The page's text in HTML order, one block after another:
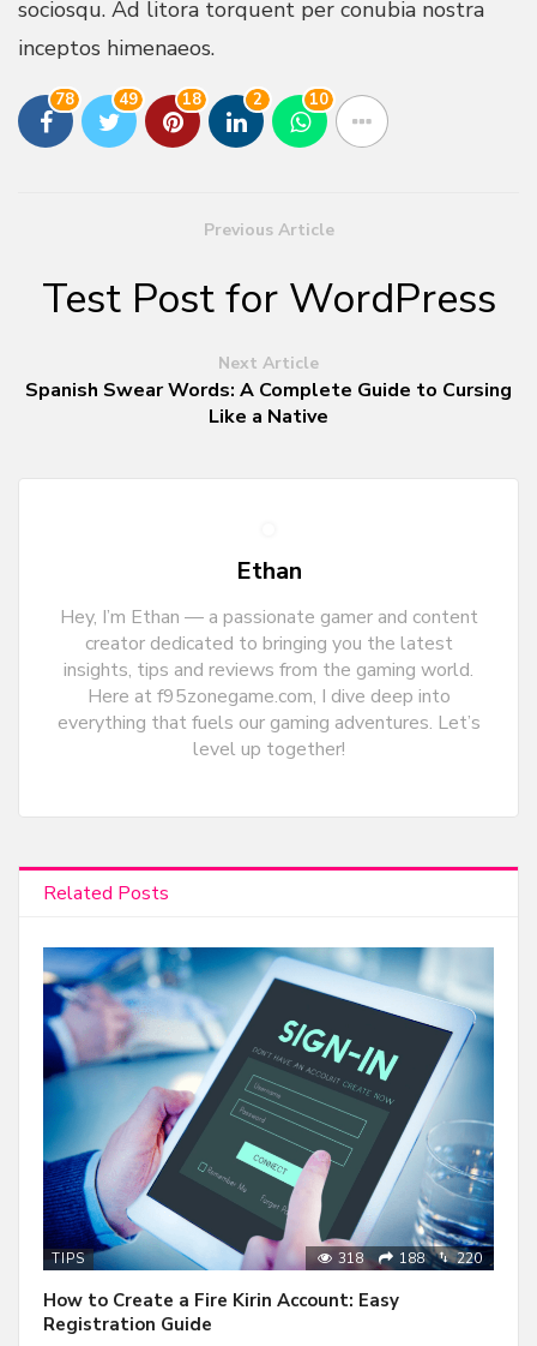
sociosqu. Ad litora torquent per conubia nostra
inceptos himenaeos.
78 49 18 2 10
Previous Article
Test Post for WordPress
Next Article
Spanish Swear Words: A Complete Guide to Cursing
Like a Native
Ethan
Hey, I’m Ethan — a passionate gamer and content
creator dedicated to bringing you the latest
insights, tips and reviews from the gaming world.
Here at f95zonegame.com, I dive deep into
everything that fuels our gaming adventures. Let’s
level up together!
Related Posts
TIPS 318 188 220
How to Create a Fire Kirin Account: Easy
Registration Guide